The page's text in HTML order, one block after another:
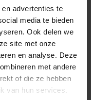
advertenties te
media te bieden
Ook delen we
site met onze
en analyse. Deze
met andere
of die ze hebben
van hun services.
+